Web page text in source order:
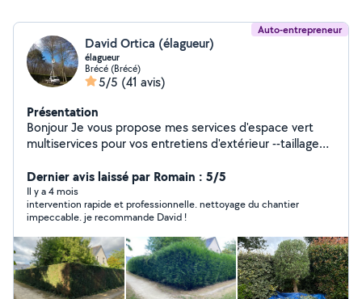
Auto-entrepreneur
David Ortica (élagueur)
élagueur
Brécé (Brécé)
5/5 (41 avis)
Présentation
Bonjour Je vous propose mes services d'espace vert
multiservices pour vos entretiens d'extérieur --taillage
surface ou petite surface --élagage coupe d'arbre --
débroussaillage et ramassage des feuilles Service de
nettoyage peinture et ravalement ---nettoyage de
toiture dallage muret terrasse pignon façade... Peinture
intérieur extérieur peinture muret façade pignon... ---
l'évacuation des déchets verts des encombrants des
gravats et autres N'hésitez pas les devis et
déplacement sont gratuits Disponible 24H24. Possibilité
Dernier avis laissé par Romain : 5/5
Il y a 4 mois
intervention rapide et professionnelle. nettoyage du chantier
impeccable. je recommande David !